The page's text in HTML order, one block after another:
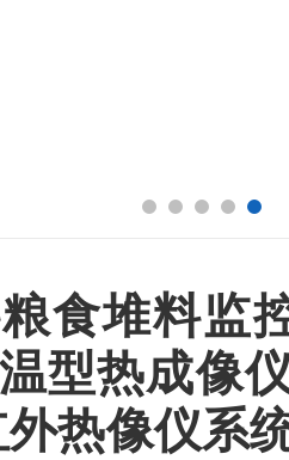
食堆料监
型热成像
热像仪系